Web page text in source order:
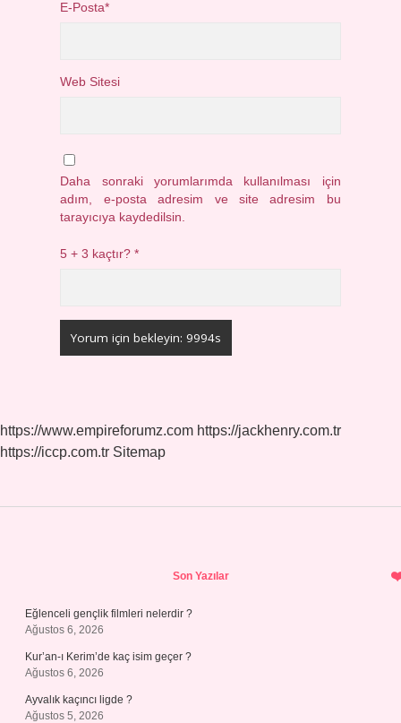
E-Posta*
Web Sitesi
Daha sonraki yorumlarımda kullanılması için
adım, e-posta adresim ve site adresim bu
tarayıcıya kaydedilsin.
5 + 3 kaçtır?*
https://www.empireforumz.com https://jackhenry.com.tr
https://iccp.com.tr Sitemap
Son Yazılar
Eğlenceli gençlik filmleri nelerdir ?
Ağustos 6, 2026
Kur’an-ı Kerim’de kaç isim geçer ?
Ağustos 6, 2026
Ayvalık kaçıncı ligde ?
Ağustos 5, 2026